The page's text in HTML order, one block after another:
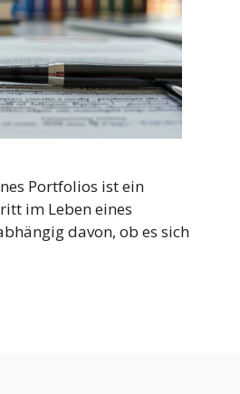
Portfolios ist ein
im Leben eines
davon, ob es sich